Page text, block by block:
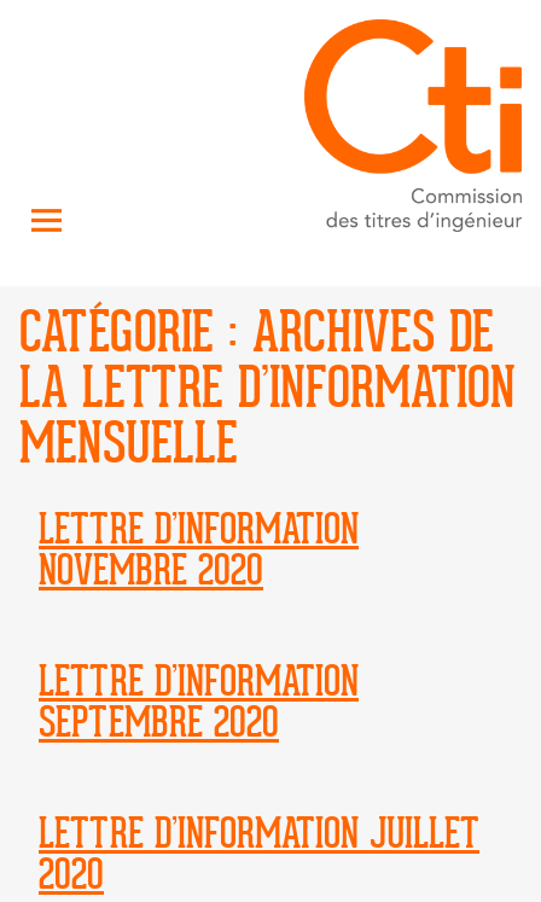
CATÉGORIE : ARCHIVES DE
LA LETTRE D’INFORMATION
MENSUELLE
LETTRE D’INFORMATION
NOVEMBRE 2020
LETTRE D’INFORMATION
SEPTEMBRE 2020
LETTRE D’INFORMATION JUILLET
2020